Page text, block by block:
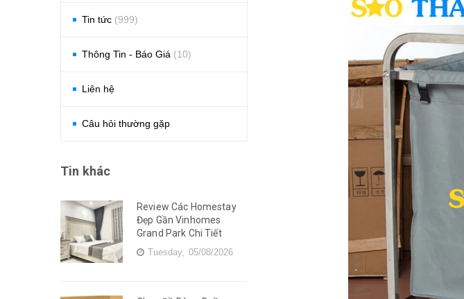
Tin tức (999)
Thông Tin - Báo Giá (10)
Liên hệ
Câu hỏi thường gặp
Tin khác
Review Các Homestay
Đẹp Gần Vinhomes
Grand Park Chi Tiết
Tuesday, 05/08/2026